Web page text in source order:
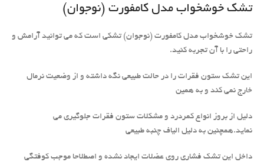
تشک خوشخواب مدل کامفورت (نوجوان)
تشک خوشخواب مدل کامفورت (نوجوان) تشکی است که می توانید آرامش و
راحتی را با آن تجربه کنید.
این تشک ستون فقرات را در حالت طبیعی نگه داشته و از وضعیت نرمال
خارج نمی کند و به همین
دلیل از بروز انواع کمردرد و مشکلات ستون فقرات جلوگیری می
نماید.همچنین به دلیل الیاف چنبه طبیعی
داخل این تشک فشاری روی عضلات ایجاد نشده و اصطلاحا موجب کوفتگی